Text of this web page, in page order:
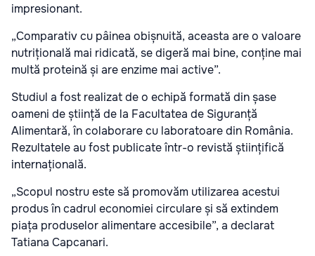
impresionant.
„Comparativ cu pâinea obișnuită, aceasta are o valoare
nutrițională mai ridicată, se digeră mai bine, conține mai
multă proteină și are enzime mai active”.
Studiul a fost realizat de o echipă formată din șase
oameni de știință de la Facultatea de Siguranță
Alimentară, în colaborare cu laboratoare din România.
Rezultatele au fost publicate într-o revistă științifică
internațională.
„Scopul nostru este să promovăm utilizarea acestui
produs în cadrul economiei circulare și să extindem
piața produselor alimentare accesibile”, a declarat
Tatiana Capcanari.